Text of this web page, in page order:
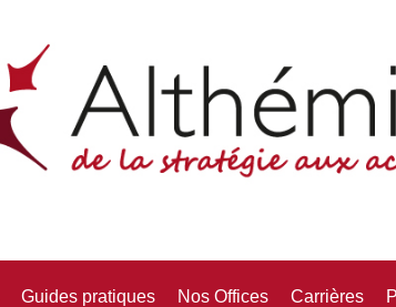
Guides pratiques Nos Offices Carrières